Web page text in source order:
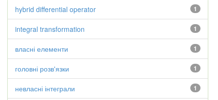
1
hybrid differential operator
1
integral transformation
1
власні елементи
1
головні розв'язки
1
невласні інтеграли